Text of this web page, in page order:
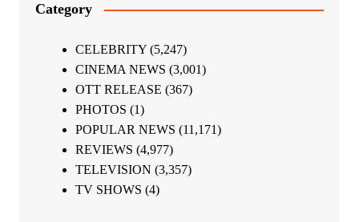
Category
CELEBRITY(5,247)
CINEMA NEWS (3,001)
OTT RELEASE (367)
PHOTOS (1)
POPULAR NEWS (11,171)
REVIEWS (4,977)
TELEVISION (3,357)
TV SHOWS (4)